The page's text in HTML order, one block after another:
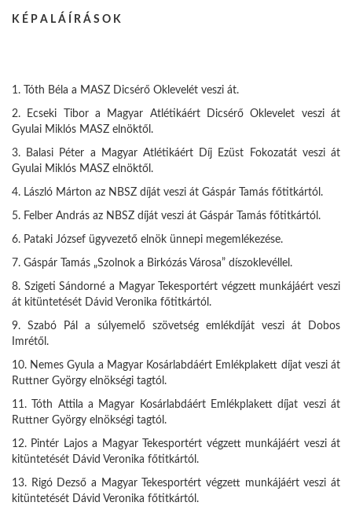
K É P A L Á Í R Á S O K
1. Tóth Béla a MASZ Dicsérő Oklevelét veszi át.
2. Ecseki Tibor a Magyar Atlétikáért Dicsérő Oklevelet veszi át
Gyulai Miklós MASZ elnöktől.
3. Balasi Péter a Magyar Atlétikáért Díj Ezüst Fokozatát veszi át
Gyulai Miklós MASZ elnöktől.
4. László Márton az NBSZ díját veszi át Gáspár Tamás főtitkártól.
5. Felber András az NBSZ díját veszi át Gáspár Tamás főtitkártól.
6. Pataki József ügyvezető elnök ünnepi megemlékezése.
7. Gáspár Tamás „Szolnok a Birkózás Városa” díszoklevéllel.
8. Szigeti Sándorné a Magyar Tekesportért végzett munkájáért veszi
át kitüntetését Dávid Veronika főtitkártól.
9. Szabó Pál a súlyemelő szövetség emlékdíját veszi át Dobos
Imrétől.
10. Nemes Gyula a Magyar Kosárlabdáért Emlékplakett díjat veszi át
Ruttner György elnökségi tagtól.
11. Tóth Attila a Magyar Kosárlabdáért Emlékplakett díjat veszi át
Ruttner György elnökségi tagtól.
12. Pintér Lajos a Magyar Tekesportért végzett munkájáért veszi át
kitüntetését Dávid Veronika főtitkártól.
13. Rigó Dezső a Magyar Tekesportért végzett munkájáért veszi át
kitüntetését Dávid Veronika főtitkártól.